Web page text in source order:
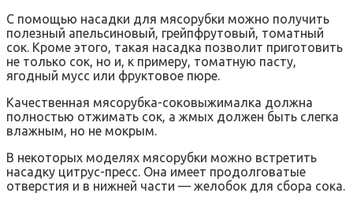
С помощью насадки для мясорубки можно получить
полезный апельсиновый, грейпфрутовый, томатный
сок. Кроме этого, такая насадка позволит приготовить
не только сок, но и, к примеру, томатную пасту,
ягодный мусс или фруктовое пюре.
Качественная мясорубка-соковыжималка должна
полностью отжимать сок, а жмых должен быть слегка
влажным, но не мокрым.
В некоторых моделях мясорубки можно встретить
насадку цитрус-пресс. Она имеет продолговатые
отверстия и в нижней части — желобок для сбора сока.